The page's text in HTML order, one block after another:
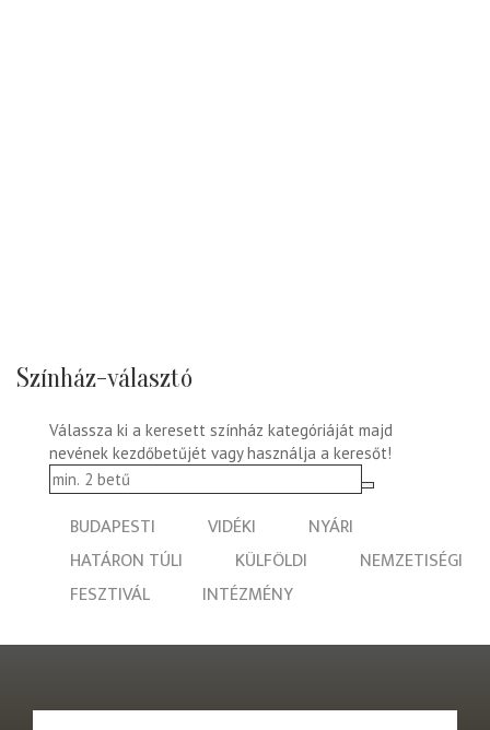
Színház-választó
Válassza ki a keresett színház kategóriáját majd
nevének kezdőbetűjét vagy használja a keresőt!
BUDAPESTI VIDÉKI
NYÁRI
HATÁRON TÚLI
KÜLFÖLDI
NEMZETISÉGI
FESZTIVÁL
INTÉZMÉNY